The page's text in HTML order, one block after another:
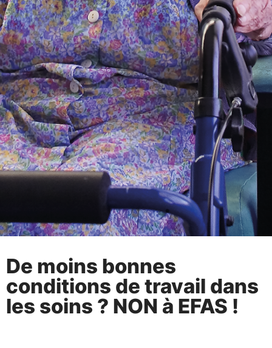
De moins bonnes
conditions de travail dans
les soins ? NON à EFAS !